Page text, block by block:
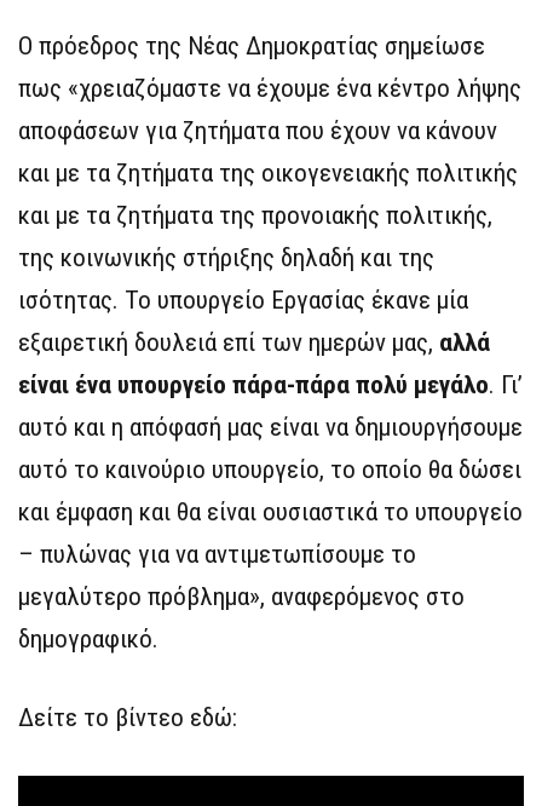
Ο πρόεδρος της Νέας Δημοκρατίας σημείωσε
πως «χρειαζόμαστε να έχουμε ένα κέντρο λήψης
αποφάσεων για ζητήματα που έχουν να κάνουν
και με τα ζητήματα της οικογενειακής πολιτικής
και με τα ζητήματα της προνοιακής πολιτικής,
της κοινωνικής στήριξης δηλαδή και της
ισότητας. Το υπουργείο Εργασίας έκανε μία
εξαιρετική δουλειά επί των ημερών μας, αλλά
είναι ένα υπουργείο πάρα-πάρα πολύ μεγάλο. Γι’
αυτό και η απόφασή μας είναι να δημιουργήσουμε
αυτό το καινούριο υπουργείο, το οποίο θα δώσει
και έμφαση και θα είναι ουσιαστικά το υπουργείο
– πυλώνας για να αντιμετωπίσουμε το
μεγαλύτερο πρόβλημα», αναφερόμενος στο
δημογραφικό.
Δείτε το βίντεο εδώ: